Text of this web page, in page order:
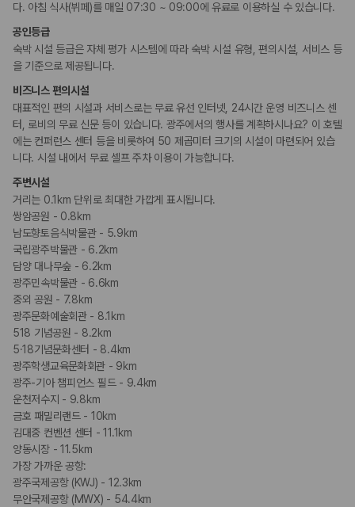
다. 아침 식사(뷔페)를 매일 07:30 ~ 09:00에 유료로 이용하실 수 있습니다.
공인등급
숙박 시설 등급은 자체 평가 시스템에 따라 숙박 시설 유형, 편의시설, 서비스 등
을 기준으로 제공됩니다.
비즈니스 편의시설
대표적인 편의 시설과 서비스로는 무료 유선 인터넷, 24시간 운영 비즈니스 센
터, 로비의 무료 신문 등이 있습니다. 광주에서의 행사를 계획하시나요? 이 호텔
에는 컨퍼런스 센터 등을 비롯하여 50 제곱미터 크기의 시설이 마련되어 있습
니다. 시설 내에서 무료 셀프 주차 이용이 가능합니다.
주변시설
거리는 0.1km 단위로 최대한 가깝게 표시됩니다.
쌍암공원 - 0.8km
남도향토음식박물관 - 5.9km
국립광주박물관 - 6.2km
담양 대나무숲 - 6.2km
광주민속박물관 - 6.6km
중외 공원 - 7.8km
광주문화예술회관 - 8.1km
518 기념공원 - 8.2km
5·18기념문화센터 - 8.4km
광주학생교육문화회관 - 9km
광주-기아 챔피언스 필드 - 9.4km
운천저수지 - 9.8km
금호 패밀리랜드 - 10km
김대중 컨벤션 센터 - 11.1km
양동시장 - 11.5km
가장 가까운 공항:
광주국제공항 (KWJ) - 12.3km
무안국제공항 (MWX) - 54.4km